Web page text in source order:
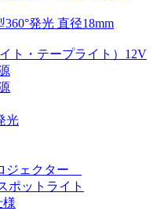
発光 直径18mm
ト・テープライト）12V
光
ジェクター
ポットライト